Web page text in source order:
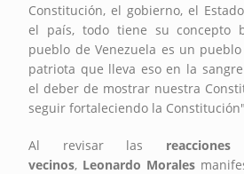
Constitución, el gobierno, el
el país, todo tiene su concepto
pueblo de Venezuela es un
patriota que lleva eso en la
el deber de mostrar nuestra
seguir fortaleciendo la
Al revisar las
vecinos, Leonardo Morales